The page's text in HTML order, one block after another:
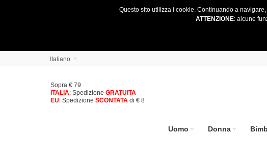
Questo sito utilizza i cookie. Continuando a
ATTENZIONE: alcune
Italiano
Sopra € 79
ITALIA: Spedizione GRATUITA
EU: Spedizione SCONTATA di € 8
Uomo Donna